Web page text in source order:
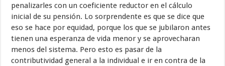
penalizarles con un coeficiente reductor en el cálculo
inicial de su pensión. Lo sorprendente es que se dice que
eso se hace por equidad, porque los que se jubilaron antes
tienen una esperanza de vida menor y se aprovecharan
menos del sistema. Pero esto es pasar de la
contributividad general a la individual e ir en contra de la